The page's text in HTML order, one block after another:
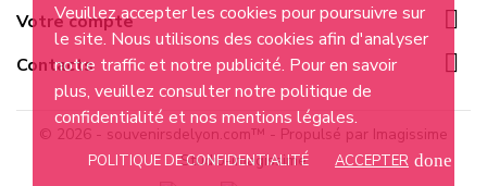
Veuillez accepter les cookies pour poursuivre sur
le site. Nous utilisons des cookies afin d'analyser
notre traffic et notre publicité. Pour en savoir
plus, veuillez consulter notre politique de
confidentialité et nos mentions légales.
POLITIQUE DE CONFIDENTIALITÉ ACCEPTER done
Votre compte 
Contacts 
© 2026 - souvenirsdelyon.com™ - Propulsé par Imagissime
Studio-imagissime